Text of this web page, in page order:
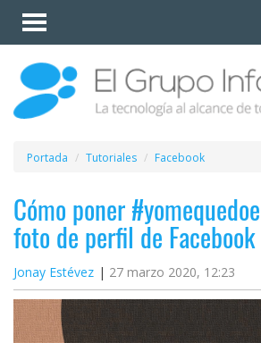
Invitado
Iniciar
sesión /
Registrarse
Esenciales
Móviles
Ofertas
Apps
Redes
sociales
Portada Tutoriales Facebook
Cómo poner
foto de perfil de Facebook
Jonay Estévez 27 marzo 2020, 12:23